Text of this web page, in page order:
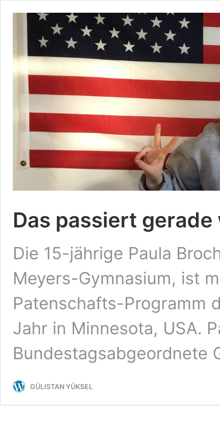
Das passiert
Die 15-jährige Paula
Meyers-Gymnasium, ist
Patenschafts-Programm
Jahr in Minnesota, USA.
Bundestagsabgeordnete
GÜLISTAN YÜKSEL